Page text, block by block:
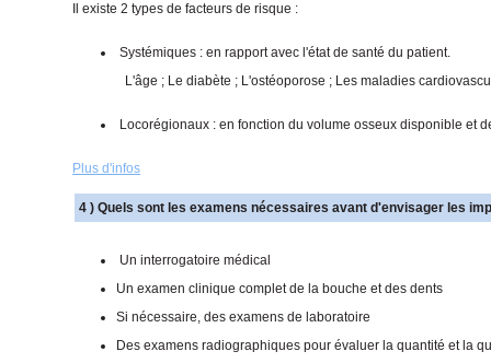
Il existe 2 types de facteurs de risque :
Systémiques : en rapport avec l'état de santé du patient.
L'âge ; Le diabète ; L'ostéoporose ; Les maladies
Locorégionaux : en fonction du volume osseux disponible et
Plus d'infos
4 ) Quels sont les examens nécessaires avant d'envisager les
Un interrogatoire médical
Un examen clinique complet de la bouche et des dents
Si nécessaire, des examens de laboratoire
Des examens radiographiques pour évaluer la quantité et la